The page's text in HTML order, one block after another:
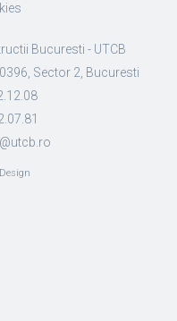
Bucuresti - UTCB
Sector 2, Bucuresti